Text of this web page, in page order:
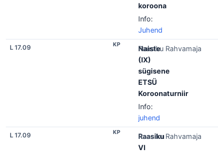
koroona
Info:
Juhend
L 17.09 KP
Naiste
(IX)
sügisene
ETSÜ
Koroonaturniir
Info:
juhend
Raasiku Rahvamaja
L 17.09 KP
Raasiku
VI
Raasiku Rahvamaja